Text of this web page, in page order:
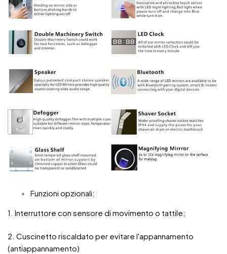
Funzioni opzionali:
1. Interruttore con sensore di movimento o tattile;
2. Cuscinetto riscaldato per evitare l'appannamento
(antiappannamento)